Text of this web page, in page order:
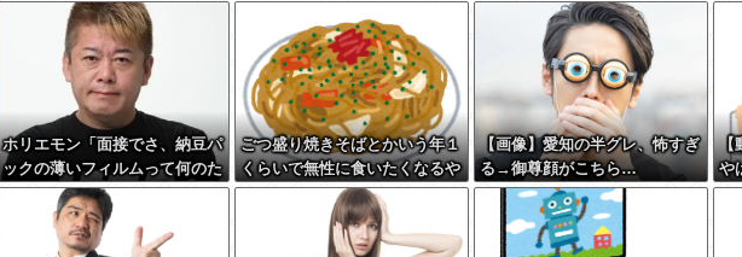
ホリエモン「面接でさ、納豆パ
ックの薄いフィルムって何のた
めに入っていの？って聞くわ
ごつ盛り焼きそばとかいう年１
くらいで無性に食いたくなるや
つｗｗｗｗｗｗｗｗ
【画像】愛知の半グレ、怖すぎ
る→御尊顔がこちら…
【
や